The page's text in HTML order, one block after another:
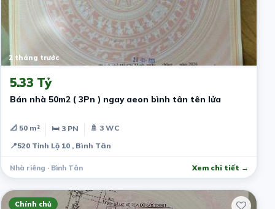
2 tháng trước
5.33 Tỷ
Bán nhà 50m2 ( 3Pn ) ngay aeon bình tân tên lửa
📐 50 m² 🛏 3 PN
🚿 3 WC
📍520 Tỉnh Lộ 10 , Bình Tân
Nhà riêng · Bình Tân Xem chi tiết →
Chính chủ